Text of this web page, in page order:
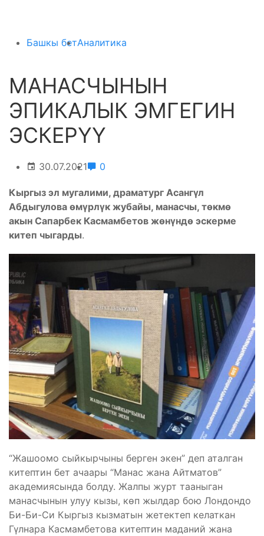
Башкы бетАналитика
МАНАСЧЫНЫН
ЭПИКАЛЫК ЭМГЕГИН
ЭСКЕРҮҮ
30.07.2021 0
Кыргыз эл мугалими, драматург Асангүл
Абдыгулова өмүрлүк жубайы, манасчы, төкмө
акын Сапарбек Касмамбетов жөнүндө эскерме
китеп чыгарды.
“Жашоомо сыйкырчыны берген экен” деп аталган
китептин бет ачаары “Манас жана Айтматов”
академиясында болду. Жалпы журт тааныган
манасчынын улуу кызы, көп жылдар бою Лондондо
Би-Би-Си Кыргыз кызматын жетектеп келаткан
Гүлнара Касмамбетова китептин маданий жана